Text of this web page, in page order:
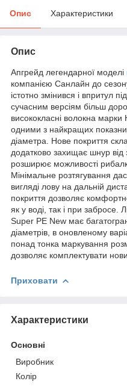
Опис Характеристики
Опис
Апгрейд легендарної моделі
компанією Санлайн до
істотно змінився і впритул
сучасним версіям більш
висококласні волокна
одними з найкращих
діаметра. Нове покриття
додатково захищає шнур від
розширює можливості
Мінімальне розтягування
вигляді лову на дальній
покриття дозволяє
як у воді, так і при забросе.
Super PE New має
діаметрів, в оновленому
понад тонка маркування
дозволяє комплектувати
Приховати
Характеристики
Основні
Виробник
Колір